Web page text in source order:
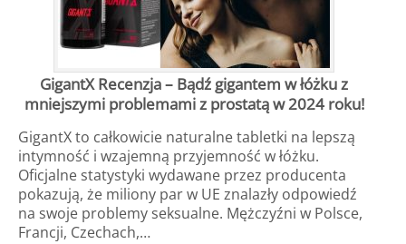
GigantX Recenzja – Bądź gigantem w łóżku z
mniejszymi problemami z prostatą w 2024 roku!
GigantX to całkowicie naturalne tabletki na lepszą
intymność i wzajemną przyjemność w łóżku.
Oficjalne statystyki wydawane przez producenta
pokazują, że miliony par w UE znalazły odpowiedź
na swoje problemy seksualne. Mężczyźni w Polsce,
Francji, Czechach,…